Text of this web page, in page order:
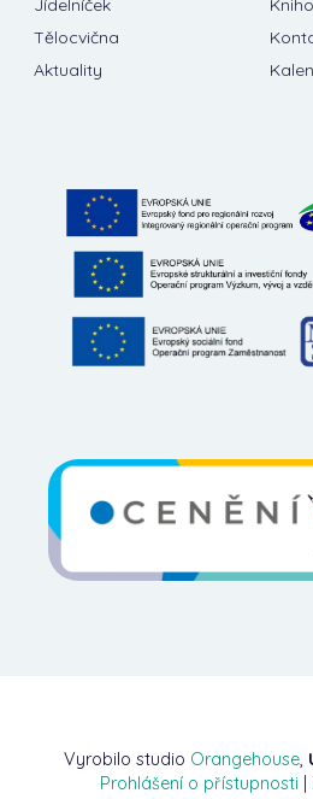
Jídelníček
Tělocvična
Aktuality
Vyrobilo studio Orangehouse,
Prohlášení o přístupnosti |